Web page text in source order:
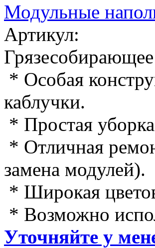
Модульные
Артикул:
* Особая
каблучки.
* Простая
* Отличная
замена модулей).
* Широкая
* Возможно
Уточняйте у